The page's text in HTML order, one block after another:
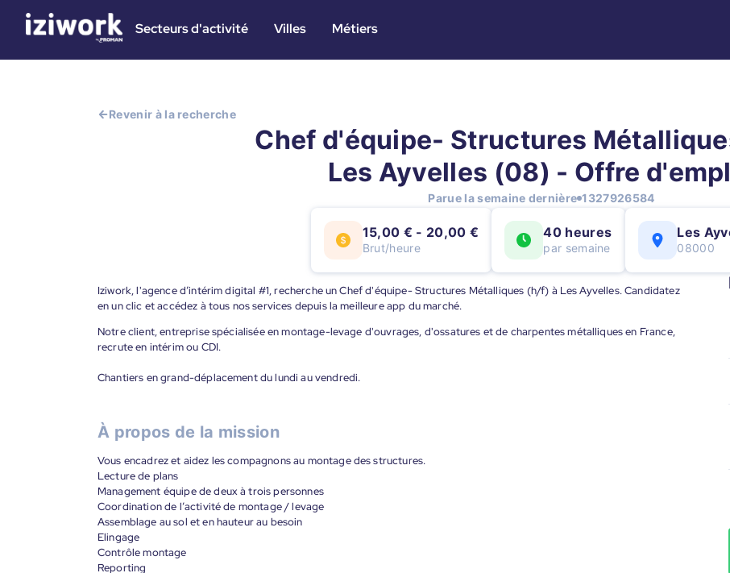
Secteurs d'activité Villes Métiers
Revenir à la recherche
Chef d'équipe- Structures
Les Ayvelles (08) - Offre
Parue la semaine dernière 1327926584
15,00 € - 20,00 €
Brut/heure
40 heures
par semaine
Les
08000
Iziwork, l'agence d’intérim digital #1, recherche un Chef d'équipe- Structures Métalliques (h/f) à Les Ayvelles. Candidatez
en un clic et accédez à tous nos services depuis la meilleure app du marché.
Notre client, entreprise spécialisée en montage-levage d'ouvrages, d'ossatures et de charpentes métalliques en France,
recrute en intérim ou CDI.
Chantiers en grand-déplacement du lundi au vendredi.
À propos de la mission
Vous encadrez et aidez les compagnons au montage des structures.
Lecture de plans
Management équipe de deux à trois personnes
Coordination de l’activité de montage / levage
Assemblage au sol et en hauteur au besoin
Elingage
Contrôle montage
Reporting